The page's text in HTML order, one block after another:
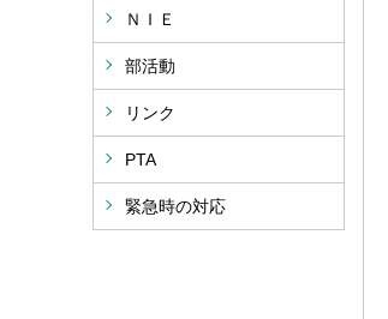
ＮＩＥ
部活動
リンク
PTA
緊急時の対応